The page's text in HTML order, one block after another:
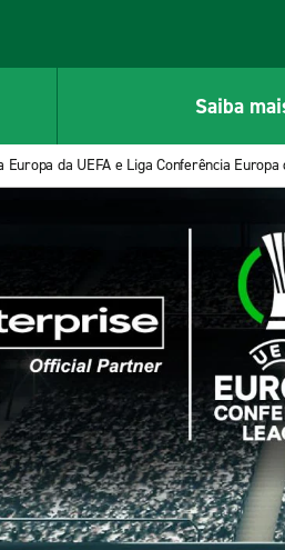
Saiba
Europa da UEFA e Liga Conferência Europa